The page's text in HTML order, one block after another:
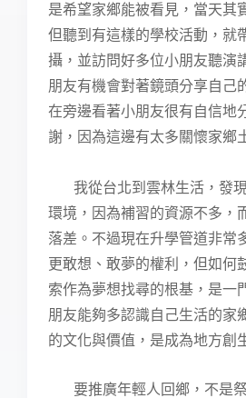
是希望家鄉能被看見，當天其
但聽到有這樣的學校活動，就
攝，並訪問好多位小朋友聽演
朋友有機會對著鏡頭分享自己
在旁邊看著小朋友很有自信地
謝，因為這邊有太多關懷家鄉
我從台北到雲林生活，發現
環境，因為補習的資源不多，
落差。不過現在升學管道非常
更敢想、敢夢的權利，但如何
索作為夢想找尋的根基，是一
朋友能夠多認識自己生活的家
的文化與價值，是成為地方創
要推廣年輕人回鄉，不是祭